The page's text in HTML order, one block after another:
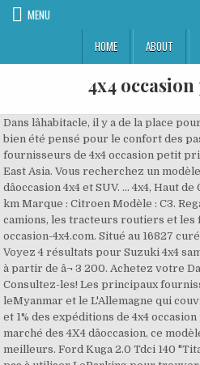
MENU
HOME
ABOUT
4x4
Dans lâhabitacle, il y a de la place
bien été pensé pour le confort des
fournisseurs de 4x4 occasion petit
East Asia. Vous recherchez un
dâoccasion 4x4 et SUV. ... 4x4, Haut
km Marque : Citroen Modèle : C3.
camions, les tracteurs routiers et
occasion-4x4.com. Situé au 16827
Voyez 4 résultats pour Suzuki 4x4
à partir de â¬ 3 200. Achetez votre
Consultez-les! Les principaux
leMyanmar et le L'Allemagne qui
et 1% des expéditions de 4x4
marché des 4X4 dâoccasion, ce
meilleurs. Ford Kuga 2.0 Tdci 140